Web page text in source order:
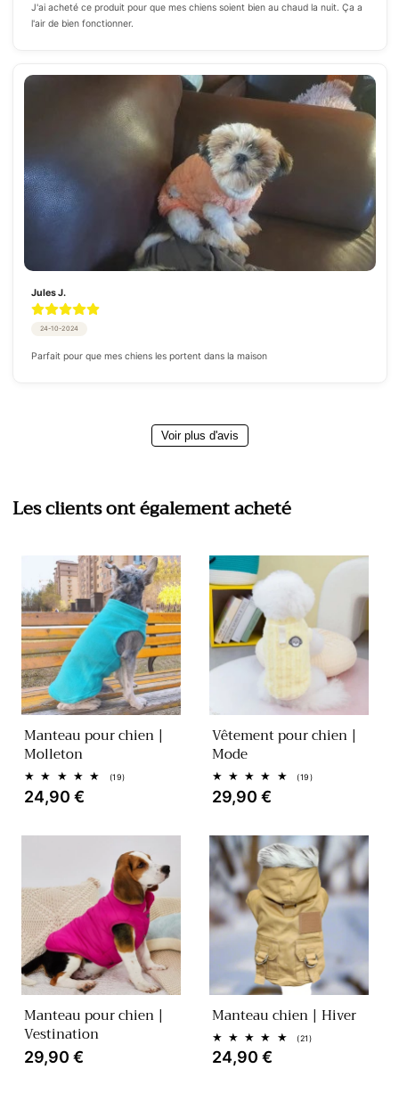
J'ai acheté ce produit pour que mes chiens soient bien au chaud la nuit. Ça a
l'air de bien fonctionner.
Jules J.
24-10-2024
Parfait pour que mes chiens les portent dans la maison
Voir plus d'avis
Les clients ont également acheté
Manteau pour chien |
Molleton
(19)
Prix
habituel
24,90 €
Vêtement pour chien |
Mode
(19)19
Prix
habituel
29,90 €
Manteau pour chien |
Vestination
Prix
29,90 €
Manteau chien | Hiver
(21)21
Prix
24,90 €